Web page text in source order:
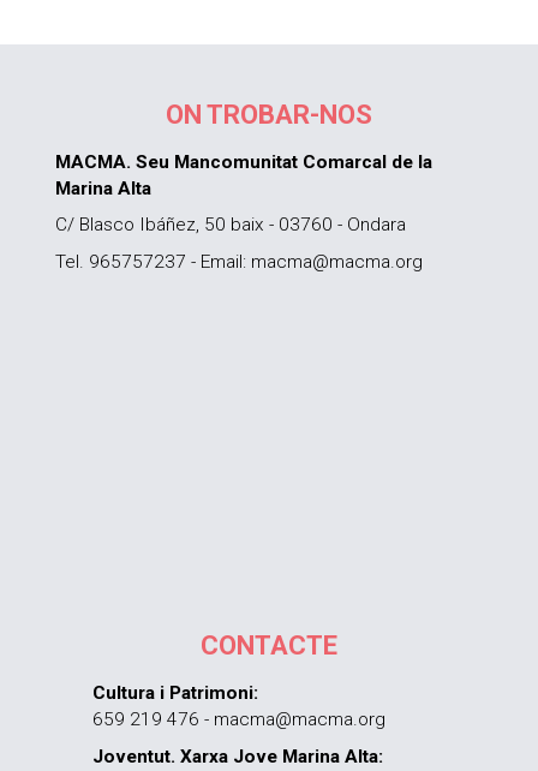
ON TROBAR-NOS
MACMA. Seu Mancomunitat Comarcal de la
Marina Alta
C/ Blasco Ibáñez, 50 baix - 03760 - Ondara
Tel. 965757237 - Email: macma@macma.org
CONTACTE
Cultura i Patrimoni:
659 219 476 - macma@macma.org
Joventut. Xarxa Jove Marina Alta: